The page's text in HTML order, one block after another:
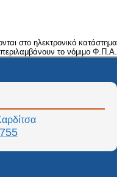
στο ηλεκτρονικό κατάστημα
το νόμιμο Φ.Π.Α.